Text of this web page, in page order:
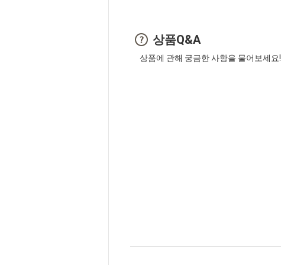
상품Q&A
상품에 관해 궁금한 사항을 물어보세요!